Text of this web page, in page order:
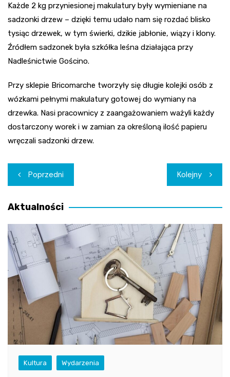
Każde 2 kg przyniesionej makulatury były wymieniane na
sadzonki drzew – dzięki temu udało nam się rozdać blisko
tysiąc drzewek, w tym świerki, dzikie jabłonie, wiązy i klony.
Źródłem sadzonek była szkółka leśna działająca przy
Nadleśnictwie Gościno.
Przy sklepie Bricomarche tworzyły się długie kolejki osób z
wózkami pełnymi makulatury gotowej do wymiany na
drzewka. Nasi pracownicy z zaangażowaniem ważyli każdy
dostarczony worek i w zamian za określoną ilość papieru
wręczali sadzonki drzew.
Nawigacja
wpisu
Poprzedni Kolejny
Aktualności
Kultura Wydarzenia